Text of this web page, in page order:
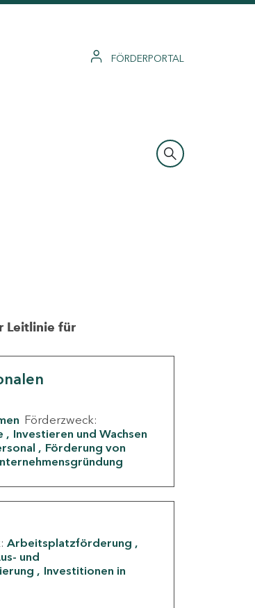
FÖRDERPORTAL
Leitlinie für
Förderzweck:
Investieren und Wachsen
Förderung von
Arbeitsplatzförderung
und
Investitionen in